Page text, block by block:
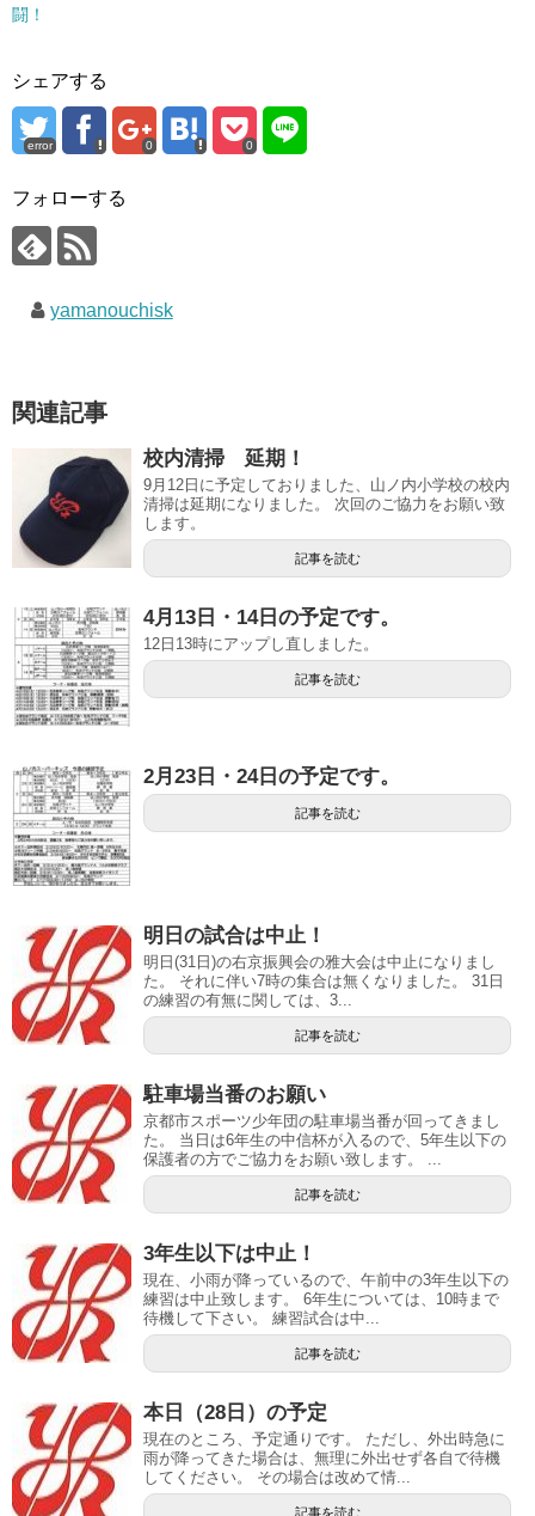
闘！
シェアする
error 0 0
フォローする
yamanouchisk
関連記事
校内清掃 延期！
9月12日に予定しておりました、山ノ内小学校の校内
清掃は延期になりました。 次回のご協力をお願い致
します。
記事を読む
4月13日・14日の予定です。
12日13時にアップし直しました。
記事を読む
2月23日・24日の予定です。
記事を読む
明日の試合は中止！
明日(31日)の右京振興会の雅大会は中止になりまし
た。 それに伴い7時の集合は無くなりました。 31日
の練習の有無に関しては、3...
記事を読む
駐車場当番のお願い
京都市スポーツ少年団の駐車場当番が回ってきまし
た。 当日は6年生の中信杯が入るので、5年生以下の
保護者の方でご協力をお願い致します。 ...
記事を読む
3年生以下は中止！
現在、小雨が降っているので、午前中の3年生以下の
練習は中止致します。 6年生については、10時まで
待機して下さい。 練習試合は中...
記事を読む
本日（28日）の予定
現在のところ、予定通りです。 ただし、外出時急に
雨が降ってきた場合は、無理に外出せず各自で待機
してください。 その場合は改めて情...
記事を読む